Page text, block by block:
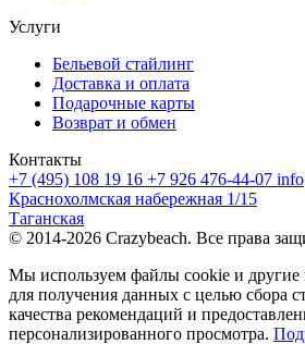
Услуги
Бельевой стайлинг
Доставка и оплата
Подарочные карты
Возврат и обмен
Контакты
+7 (495) 108 19 16 +7 926 476-44-07
Краснохолмская набережная 1/15
Таганская
© 2014-2026 Crazybeach. Все права
Мы используем файлы cookie и другие
для получения данных с целью сбора
качества рекомендаций и
персонализированного просмотра.